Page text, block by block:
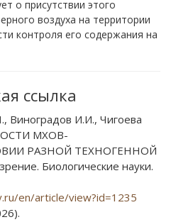
о присутствии этого
воздуха на территории
контроля его содержания на
ссылка
Виноградов И.И., Чигоева
МХОВ-
РАЗНОЙ ТЕХНОГЕННОЙ
Биологические науки.
en/article/view?id=1235